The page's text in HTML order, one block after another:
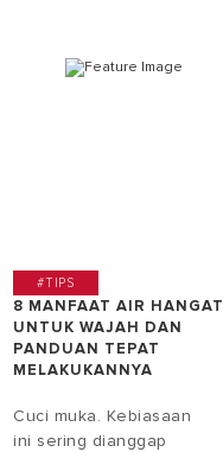
#TIPS
8 MANFAAT AIR HANGAT
UNTUK WAJAH DAN
PANDUAN TEPAT
MELAKUKANNYA
Cuci muka. Kebiasaan
ini sering dianggap